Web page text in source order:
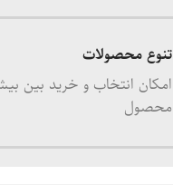
تنوع محصولات
محصول